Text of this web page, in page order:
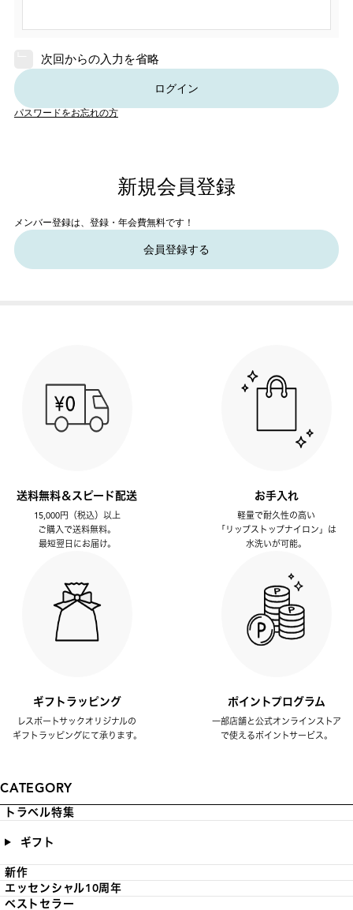
次回からの入力を省略
ログイン
パスワードをお忘れの方
新規会員登録
メンバー登録は、登録・年会費無料です！
会員登録する
送料無料＆スピード配送
15,000円（税込）以上
ご購入で送料無料。
最短翌日にお届け。
お手入れ
軽量で耐久性の高い
「リップストップナイロン」は
水洗いが可能。
ギフトラッピング
レスポートサックオリジナルの
ギフトラッピングにて承ります。
ポイントプログラム
一部店舗と公式オンラインストア
で使えるポイントサービス。
CATEGORY
トラベル特集
ギフト
新作
エッセンシャル10周年
ベストセラー